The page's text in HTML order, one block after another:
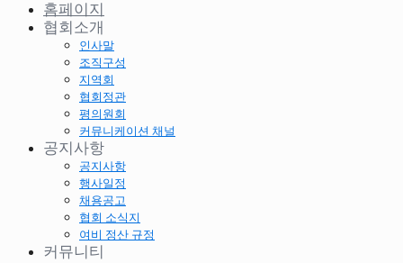
홈페이지
협회소개
인사말
조직구성
지역회
협회정관
평의원회
커뮤니케이션 채널
공지사항
공지사항
행사일정
채용공고
협회 소식지
여비 정산 규정
커뮤니티